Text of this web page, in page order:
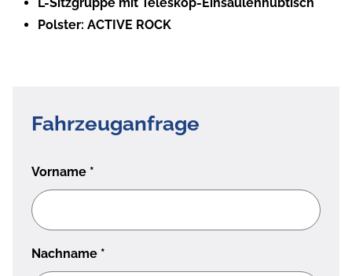
L-Sitzgruppe mit Teleskop-Einsäulenhubtisch
Polster: ACTIVE ROCK
Fahrzeuganfrage
Vorname *
Nachname *